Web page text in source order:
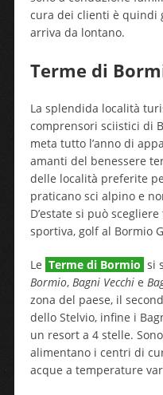
cura dei clienti è quindi
arriva da lontano.
Terme di
La splendida località
comprensori sciistici di
meta tutto l’anno di
amanti del benessere
delle località preferite
praticano sci alpino e
D’estate si può
sportiva, golf al Bormio
Le Terme di Bormio si
Bormio, Bagni Vecchie
zona del paese, il
dello Stelvio, infine i
un resort a 4 stelle.
alimentano i centri di
acque a temperature